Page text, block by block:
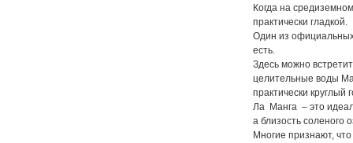
Когда на
практически гладкой.
Один из
есть.
Здесь можно
целительные воды
практически
Ла Манга – это
а близость соленого
Многие признают,